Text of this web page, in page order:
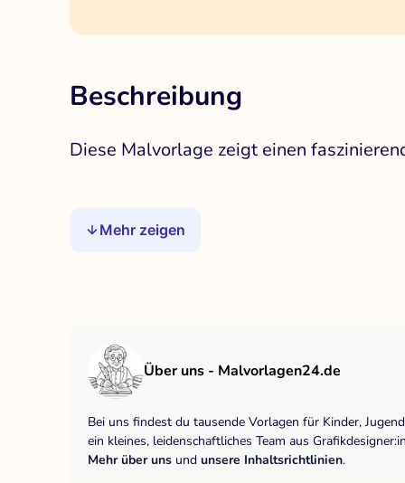
Beschreibung
Diese Malvorlage zeigt einen
Mehr zeigen
Über uns - Malvorlagen24.de
Bei uns findest du tausende Vorlagen für Kinder,
ein kleines, leidenschaftliches Team aus
Mehr über uns und unsere Inhaltsrichtlinien.